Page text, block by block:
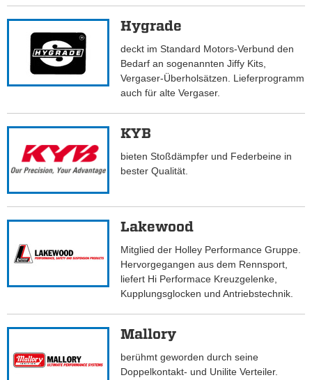
Hygrade
deckt im Standard Motors-Verbund den
Bedarf an sogenannten Jiffy Kits,
Vergaser-Überholsätzen. Lieferprogramm
auch für alte Vergaser.
KYB
bieten Stoßdämpfer und Federbeine in
bester Qualität.
Lakewood
Mitglied der Holley Performance Gruppe.
Hervorgegangen aus dem Rennsport,
liefert Hi Performace Kreuzgelenke,
Kupplungsglocken und Antriebstechnik.
Mallory
berühmt geworden durch seine
Doppelkontakt- und Unilite Verteiler.